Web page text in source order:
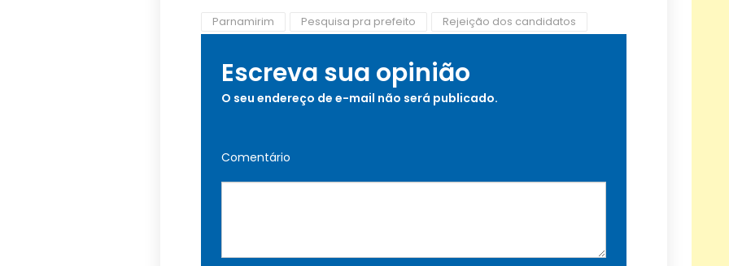
Parnamirim Pesquisa pra prefeito Rejeição dos candidatos
Escreva sua opinião
O seu endereço de e-mail não será publicado.
Comentário